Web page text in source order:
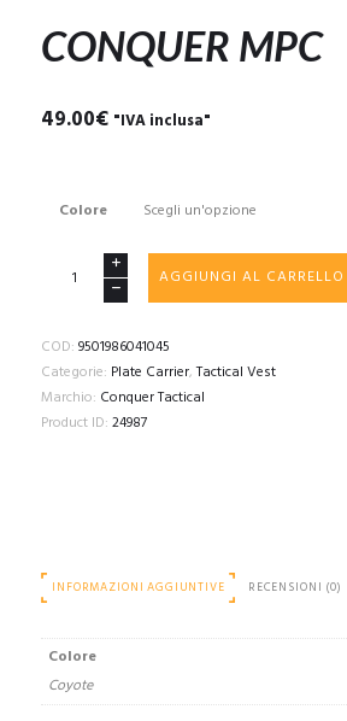
CONQUER MPC
49.00€ "IVA inclusa"
Colore
AGGIUNGI AL CARRELLO
COD: 9501986041045
Categorie: Plate Carrier,Tactical Vest
Marchio: Conquer Tactical
Product ID: 24987
INFORMAZIONI AGGIUNTIVE RECENSIONI (0)
Colore
Coyote